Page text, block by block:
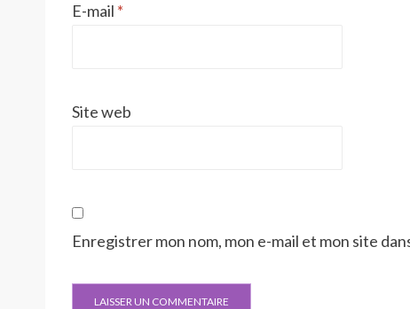
E-mail *
Site web
Enregistrer mon nom, mon e-mail et mon site